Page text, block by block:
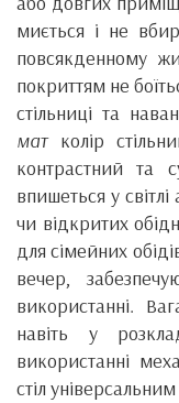
миється і не
повсякденному
покриттям не
стільниці та
матколір
контрастний та
впишеться у
чи відкритих
для сімейних
вечер,
використанні.
навіть у
використанні
стіл